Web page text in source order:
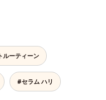
するので、しっとり感がずっと続き
。* ポリクオタニウム-61（リ
ジュアは、日油株式会社の登録商
標です。）
ルーティーン
#セラム ハリ